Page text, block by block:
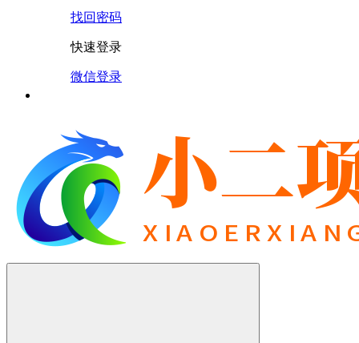
找回密码
快速登录
微信登录